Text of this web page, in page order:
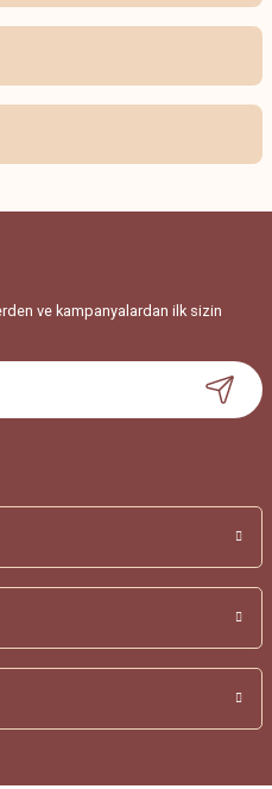
ve diğer konularda
kullanarak tarafımıza
pahalı.
olmalı.
ve kampanyalardan ilk sizin